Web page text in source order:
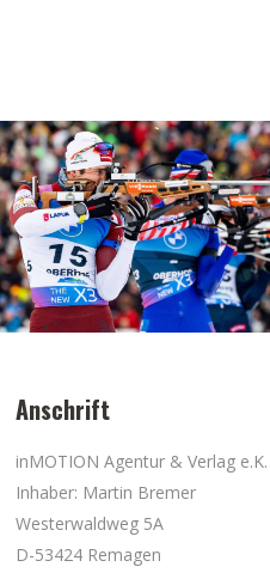
Anschrift
inMOTION Agentur & Verlag e.K.
Inhaber: Martin Bremer
Westerwaldweg 5A
D-53424 Remagen